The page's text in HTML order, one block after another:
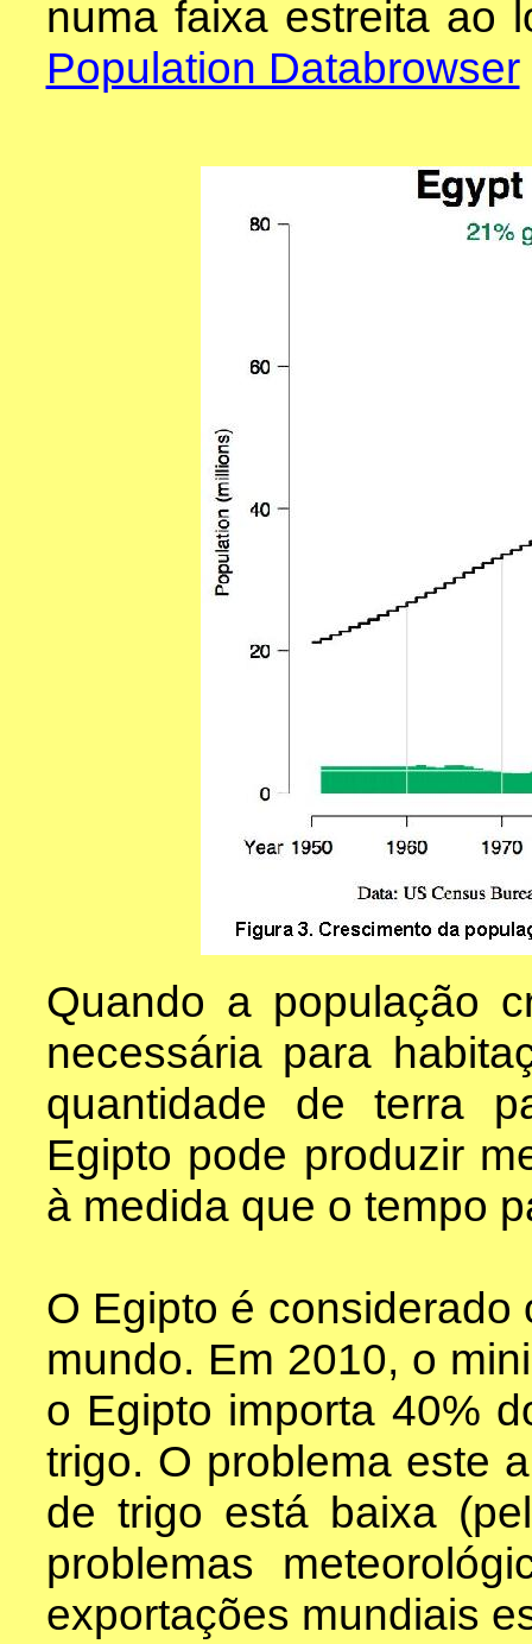
numa faixa estreita ao
Population Databrowser
Quando a população
necessária para
quantidade de terra
Egipto pode produzir
à medida que o tempo
O Egipto é considerado
mundo. Em 2010, o
o Egipto importa 40%
trigo. O problema este
de trigo está baixa
problemas
exportações mundiais